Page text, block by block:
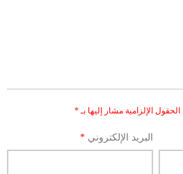
الحقول الإلزامية مشار إليها بـ*
البريد الإلكتروني*